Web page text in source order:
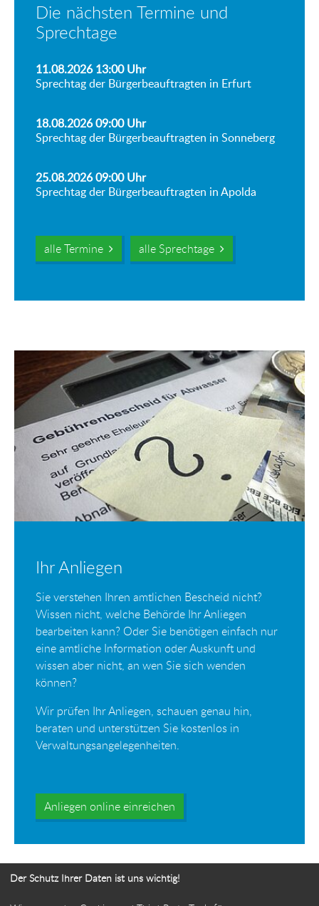
Die nächsten Termine und
Sprechtage
11.08.2026 13:00Uhr
Sprechtag der Bürgerbeauftragten in Erfurt
18.08.2026 09:00Uhr
Sprechtag der Bürgerbeauftragten in Sonneberg
25.08.2026 09:00Uhr
Sprechtag der Bürgerbeauftragten in Apolda
alle Termine alle Sprechtage
Ihr Anliegen
Sie verstehen Ihren amtlichen Bescheid nicht?
Wissen nicht, welche Behörde Ihr Anliegen
bearbeiten kann? Oder Sie benötigen einfach nur
eine amtliche Information oder Auskunft und
wissen aber nicht, an wen Sie sich wenden
können?
Wir prüfen Ihr Anliegen, schauen genau hin,
beraten und unterstützen Sie kostenlos in
Verwaltungsangelegenheiten.
Anliegen online einreichen
Der Schutz Ihrer Daten ist uns wichtig!